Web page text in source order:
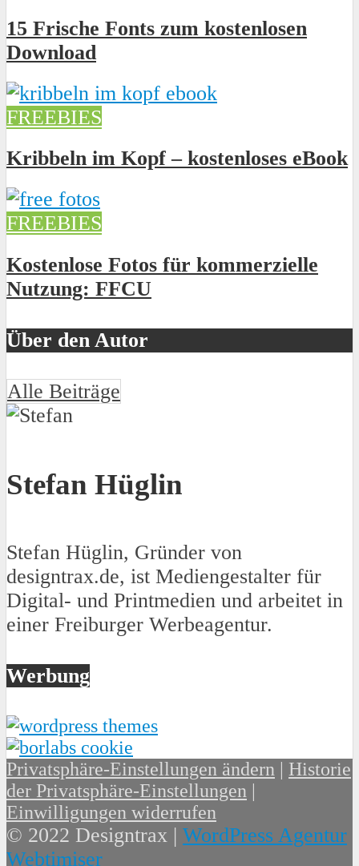
15 Frische Fonts zum kostenlosen
Download
FREEBIES
Kribbeln im Kopf – kostenloses eBook
FREEBIES
Kostenlose Fotos für kommerzielle
Nutzung: FFCU
Über den Autor
Alle Beiträge
Stefan Hüglin
Stefan Hüglin, Gründer von
designtrax.de, ist Mediengestalter für
Digital- und Printmedien und arbeitet in
einer Freiburger Werbeagentur.
Werbung
Privatsphäre-Einstellungen ändern | Historie
der Privatsphäre-Einstellungen |
Einwilligungen widerrufen
© 2022 Designtrax | WordPress Agentur
Webtimiser